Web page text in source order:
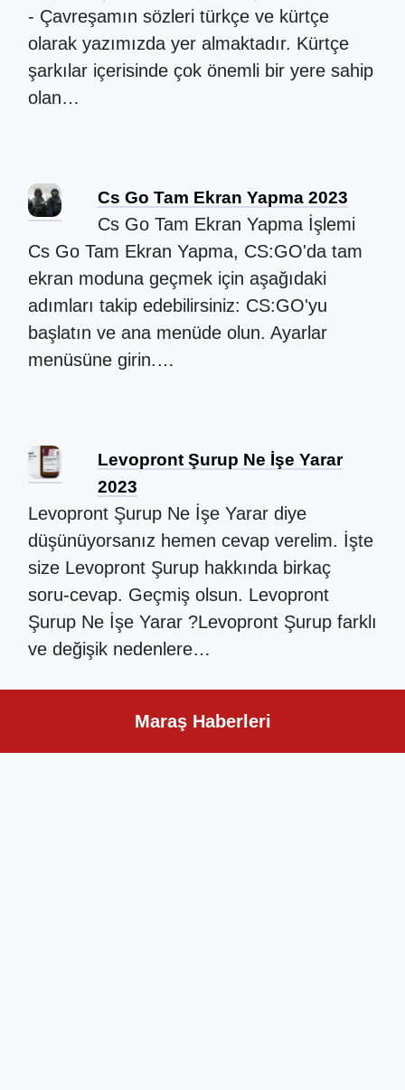
- Çavreşamın sözleri türkçe ve kürtçe
olarak yazımızda yer almaktadır. Kürtçe
şarkılar içerisinde çok önemli bir yere sahip
olan…
Cs Go Tam Ekran Yapma 2023
Cs Go Tam Ekran Yapma İşlemi
Cs Go Tam Ekran Yapma, CS:GO'da tam
ekran moduna geçmek için aşağıdaki
adımları takip edebilirsiniz: CS:GO'yu
başlatın ve ana menüde olun. Ayarlar
menüsüne girin.…
Levopront Şurup Ne İşe Yarar
2023
Levopront Şurup Ne İşe Yarar diye
düşünüyorsanız hemen cevap verelim. İşte
size Levopront Şurup hakkında birkaç
soru-cevap. Geçmiş olsun. Levopront
Şurup Ne İşe Yarar ?Levopront Şurup farklı
ve değişik nedenlere…
Maraş Haberleri